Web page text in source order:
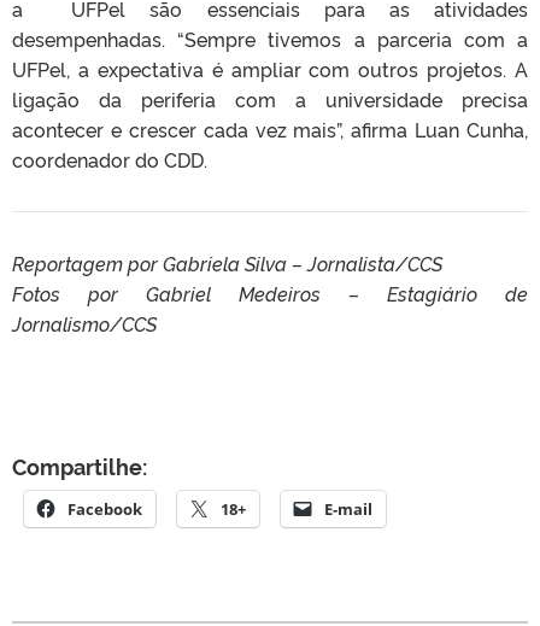
a UFPel são essenciais para as atividades
desempenhadas. “Sempre tivemos a parceria com a
UFPel, a expectativa é ampliar com outros projetos. A
ligação da periferia com a universidade precisa
acontecer e crescer cada vez mais”, afirma Luan Cunha,
coordenador do CDD.
Reportagem por Gabriela Silva – Jornalista/CCS
Fotos por Gabriel Medeiros – Estagiário de
Jornalismo/CCS
Compartilhe:
Facebook 18+ E-mail